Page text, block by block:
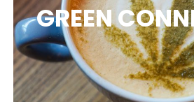
GREEN